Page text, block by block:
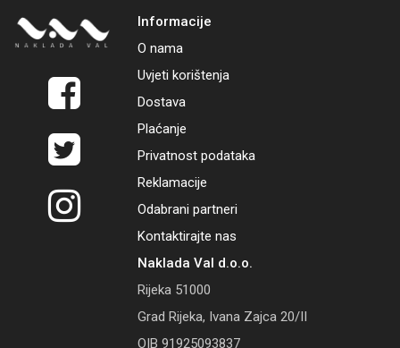
Informacije
O nama
Uvjeti korištenja
Dostava
Plaćanje
Privatnost podataka
Reklamacije
Odabrani partneri
Kontaktirajte nas
Naklada Val d.o.o.
Rijeka 51000
Grad Rijeka, Ivana Zajca 20/II
OIB 91925093837